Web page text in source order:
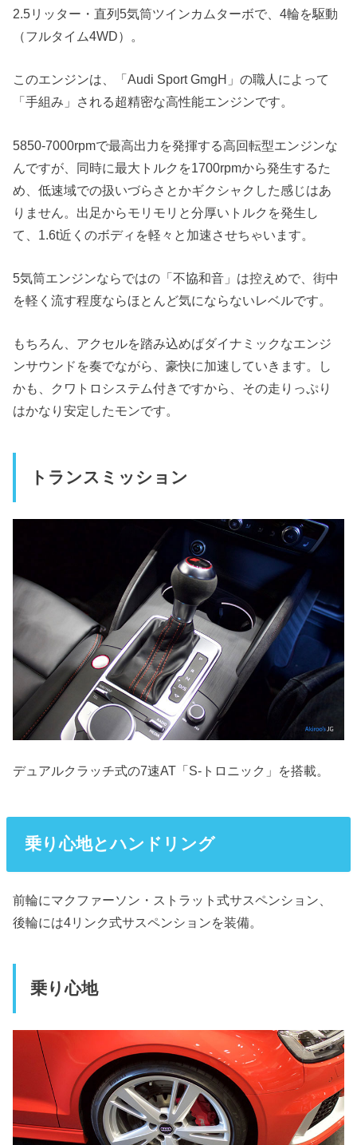
2.5リッター・直列5気筒ツインカムターボで、4輪を駆動
（フルタイム4WD）。
このエンジンは、「Audi Sport GmgH」の職人によって
「手組み」される超精密な高性能エンジンです。
5850-7000rpmで最高出力を発揮する高回転型エンジンな
んですが、同時に最大トルクを1700rpmから発生するた
め、低速域での扱いづらさとかギクシャクした感じはあ
りません。出足からモリモリと分厚いトルクを発生し
て、1.6t近くのボディを軽々と加速させちゃいます。
5気筒エンジンならではの「不協和音」は控えめで、街中
を軽く流す程度ならほとんど気にならないレベルです。
もちろん、アクセルを踏み込めばダイナミックなエンジ
ンサウンドを奏でながら、豪快に加速していきます。し
かも、クワトロシステム付きですから、その走りっぷり
はかなり安定したモンです。
トランスミッション
デュアルクラッチ式の7速AT「S-トロニック」を搭載。
乗り心地とハンドリング
前輪にマクファーソン・ストラット式サスペンション、
後輪には4リンク式サスペンションを装備。
乗り心地